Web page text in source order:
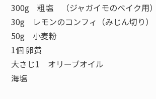
300g 粗塩 （ジャガイモのベイク用）
30g レモンのコンフィ（みじん切り）
50g 小麦粉
1個 卵黄
大さじ1 オリーブオイル
海塩